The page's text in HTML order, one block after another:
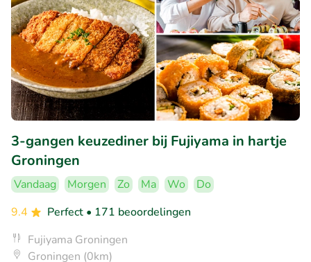
3-gangen keuzediner bij Fujiyama in hartje
Groningen
Vandaag Morgen Zo Ma Wo
Do
9.4
Perfect • 171 beoordelingen
Fujiyama Groningen
Groningen (0km)